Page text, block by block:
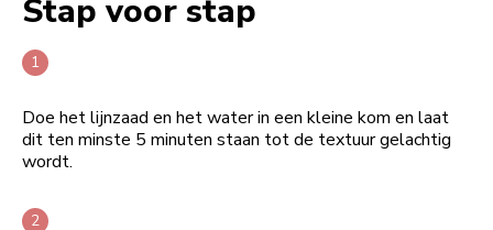
Stap voor stap
Doe het lijnzaad en het water in een kleine kom en laat
dit ten minste 5 minuten staan tot de textuur gelachtig
wordt.